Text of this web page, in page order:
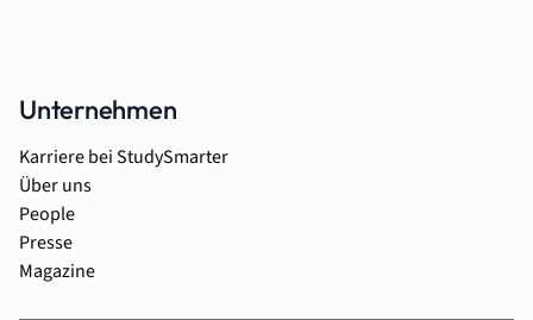
Unternehmen
Karriere bei StudySmarter
Über uns
People
Presse
Magazine